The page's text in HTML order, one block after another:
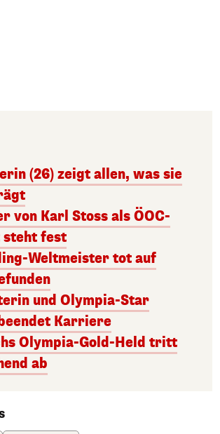
(26) zeigt allen, was sie
von Karl Stoss als ÖOC-
steht fest
Weltmeister tot auf
und Olympia-Star
Karriere
Olympia-Gold-Held tritt
ab